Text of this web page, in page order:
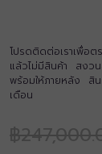
โปรดติดต่อเราเพื่อ
แล้วไม่มีสินค้า สงวน
พร้อมให้ภายหลัง สิน
เดือน
฿